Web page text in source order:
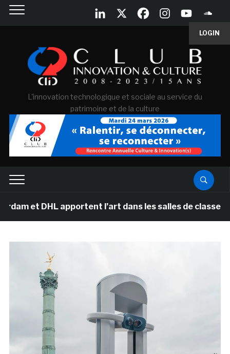
LOGIN
L'innovation technologique et sociale au service du
patrimoine et de la culture
DHL apportent l’art dans les salles de classe des